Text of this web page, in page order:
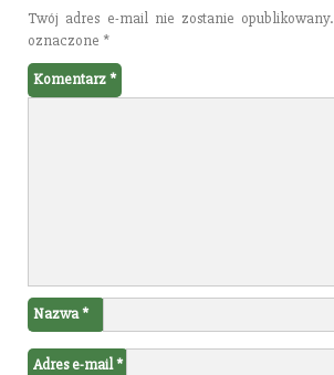
Twój adres e-mail nie zostanie opublikowany.
oznaczone *
Komentarz*
Nazwa*
Adres e-mail*